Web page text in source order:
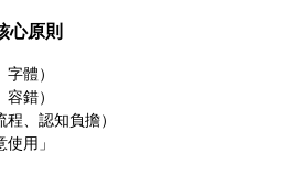
心原則
體）
錯）
、認知負擔）
用」